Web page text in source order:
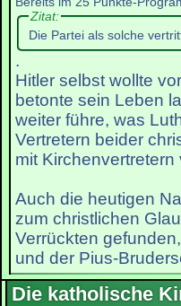
Zitat:
Die Partei als solche
.
Hitler selbst wollte
betonte sein Leben
weiter führe, was
Vertretern beider
mit
Auch die heutigen
zum christlichen
Verrückten
und der Pius-
Die katholische